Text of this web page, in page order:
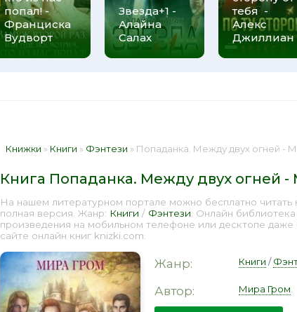
попал! -
Франциска
Вудворт
Звезда+1 -
Алайна
Салах
тебя -
Алекс
Джиллиан
Книжки » Книги » Фэнтези » Попаданка. Между двух огней -
Книга Попаданка. Между двух огней -
На нашем литературном портале можно бесплатно
полная версия. Жанр: Книги / Фэнтези . Онлайн
произведения на мобильном телефоне или десктопе
сайте онлайн книг knizki.com.
Жанр: Книги /
Автор: Мира Гром